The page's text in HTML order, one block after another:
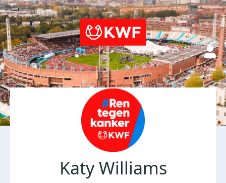
Katy Williams